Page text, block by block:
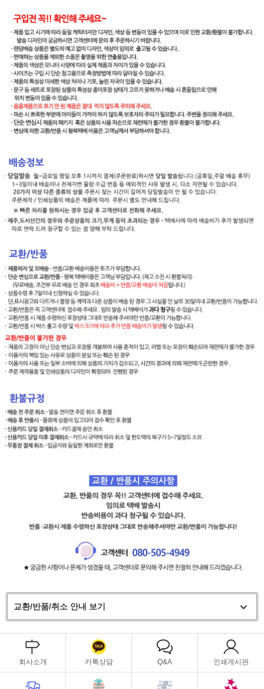
교환/반품/취소 안내 보기
회사소개 카톡상담 Q&A 인쇄게시판